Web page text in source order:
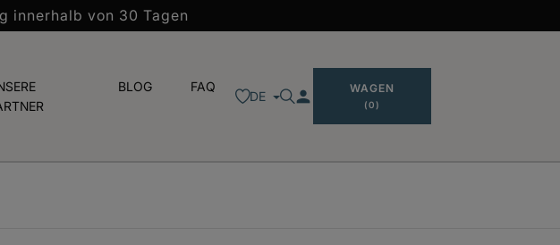
innerhalb von 30 Tagen
BLOG FAQ
DE person WAGEN
(0)